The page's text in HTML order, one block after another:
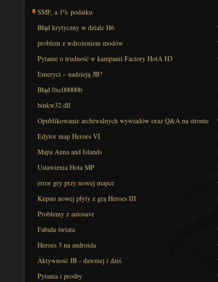
SMF, a 1% podatku
Błąd krytyczny w dziale H6
problem z wdrożeniem modów
Pytanie o trudność w kampanii Factory HotA H3
Emeryci – nadzieją JB?
Błąd 0xc00000b
binkw32.dll
Opublikowanie archiwalnych wywiadów oraz Q&A na stronie
Edytor map Heroes VI
Mapa Anna and Islands
Ustawienia Hota MP
error gry przy nowej mapce
Kupno nowej płyty z grą Heroes III
Problemy z autosave
Fabuła świata
Heroes 3 na androida
Aktywność JB - dawniej i dziś
Pytania i prośby